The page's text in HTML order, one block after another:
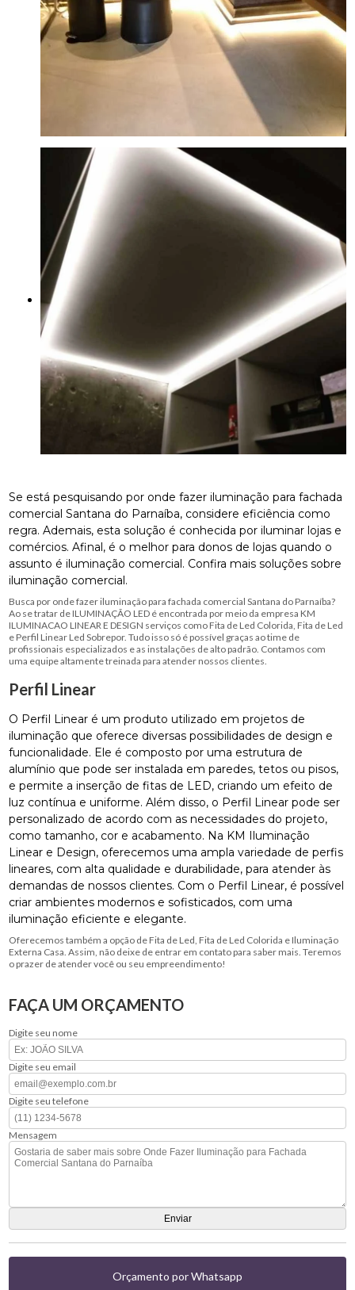
Se está pesquisando por onde fazer iluminação para fachada
comercial Santana do Parnaíba, considere eficiência como
regra. Ademais, esta solução é conhecida por iluminar lojas e
comércios. Afinal, é o melhor para donos de lojas quando o
assunto é iluminação comercial. Confira mais soluções sobre
iluminação comercial.
Busca por onde fazer iluminação para fachada comercial Santana do Parnaíba?
Ao se tratar de ILUMINAÇÃO LED é encontrada por meio da empresa KM
ILUMINACAO LINEAR E DESIGN serviços como Fita de Led Colorida, Fita de Led
e Perfil Linear Led Sobrepor. Tudo isso só é possível graças ao time de
profissionais especializados e as instalações de alto padrão. Contamos com
uma equipe altamente treinada para atender nossos clientes.
Perfil Linear
O Perfil Linear é um produto utilizado em projetos de
iluminação que oferece diversas possibilidades de design e
funcionalidade. Ele é composto por uma estrutura de
alumínio que pode ser instalada em paredes, tetos ou pisos,
e permite a inserção de fitas de LED, criando um efeito de
luz contínua e uniforme. Além disso, o Perfil Linear pode ser
personalizado de acordo com as necessidades do projeto,
como tamanho, cor e acabamento. Na KM Iluminação
Linear e Design, oferecemos uma ampla variedade de perfis
lineares, com alta qualidade e durabilidade, para atender às
demandas de nossos clientes. Com o Perfil Linear, é possível
criar ambientes modernos e sofisticados, com uma
iluminação eficiente e elegante.
Oferecemos também a opção de Fita de Led, Fita de Led Colorida e Iluminação
Externa Casa. Assim, não deixe de entrar em contato para saber mais. Teremos
o prazer de atender você ou seu empreendimento!
FAÇA UM ORÇAMENTO
Digite seu nome
Digite seu email
Digite seu telefone
Mensagem
Orçamento por Whatsapp